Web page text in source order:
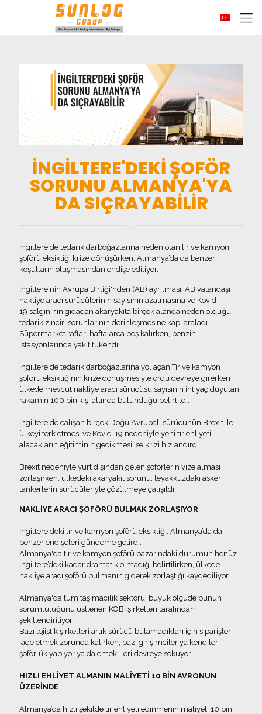
İNGİLTERE'DEKİ ŞOFÖR
SORUNU ALMANYA'YA
DA SIÇRAYABİLİR
İngiltere'de tedarik darboğazlarına neden olan tır ve kamyon
şoförü eksikliği krize dönüşürken, Almanya’da da benzer
koşulların oluşmasından endişe ediliyor.
İngiltere'nin Avrupa Birliği'nden (AB) ayrılması, AB vatandaşı
nakliye aracı sürücülerinin sayısının azalmasına ve Kovid-
19 salgınının gıdadan akaryakıta birçok alanda neden olduğu
tedarik zinciri sorunlarının derinleşmesine kapı araladı.
Süpermarket rafları haftalarca boş kalırken, benzin
istasyonlarında yakıt tükendi.
İngiltere'de tedarik darboğazlarına yol açan Tır ve kamyon
şoförü eksikliğinin krize dönüşmesiyle ordu devreye girerken
ülkede mevcut nakliye aracı sürücüsü sayısının ihtiyaç duyulan
rakamın 100 bin kişi altında bulunduğu belirtildi.
İngiltere'de çalışan birçok Doğu Avrupalı sürücünün Brexit ile
ülkeyi terk etmesi ve Kovid-19 nedeniyle yeni tır ehliyeti
alacakların eğitiminin gecikmesi ise krizi hızlandırdı.
Brexit nedeniyle yurt dışından gelen şoförlerin vize alması
zorlaşırken, ülkedeki akaryakıt sorunu, teyakkuzdaki askeri
tankerlerin sürücüleriyle çözülmeye çalışıldı.
NAKLİYE ARACI ŞOFÖRÜ BULMAK ZORLAŞIYOR
İngiltere'deki tır ve kamyon şoförü eksikliği, Almanya’da da
benzer endişeleri gündeme getirdi.
Almanya'da tır ve kamyon şoförü pazarındaki durumun henüz
İngiltere’deki kadar dramatik olmadığı belirtilirken, ülkede
nakliye aracı şoförü bulmanın giderek zorlaştığı kaydediliyor.
Almanya'da tüm taşımacılık sektörü, büyük ölçüde bunun
sorumluluğunu üstlenen KOBİ şirketleri tarafından
şekillendiriliyor.
Bazı lojistik şirketleri artık sürücü bulamadıkları için siparişleri
iade etmek zorunda kalırken, bazı girişimciler ya kendileri
şoförlük yapıyor ya da emeklileri devreye sokuyor.
HIZLI EHLİYET ALMANIN MALİYETİ 10 BİN AVRONUN
ÜZERİNDE
Almanya’da hızlı şekilde tır ehliyeti edinmenin maliyeti 10 bin